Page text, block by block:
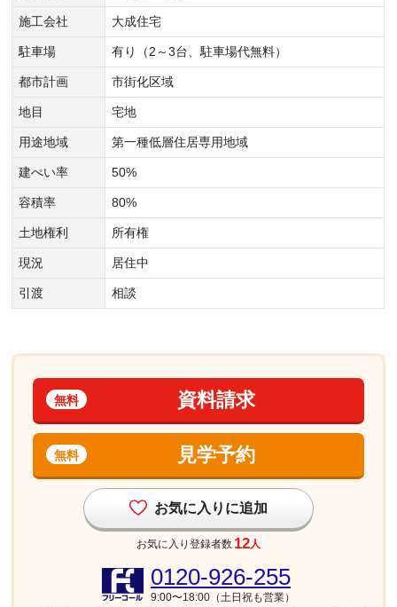
施工会社 大成住宅
駐車場 有り（2～3台、駐車場代無料）
都市計画 市街化区域
地目 宅地
用途地域 第一種低層住居専用地域
建ぺい率 50%
容積率 80%
土地権利 所有権
現況 居住中
引渡 相談
資料請求
無料
見学予約
無料
お気に入りに追加
お気に入り登録者数 12 人
0120-926-255
9:00〜18:00（土日祝も営業）